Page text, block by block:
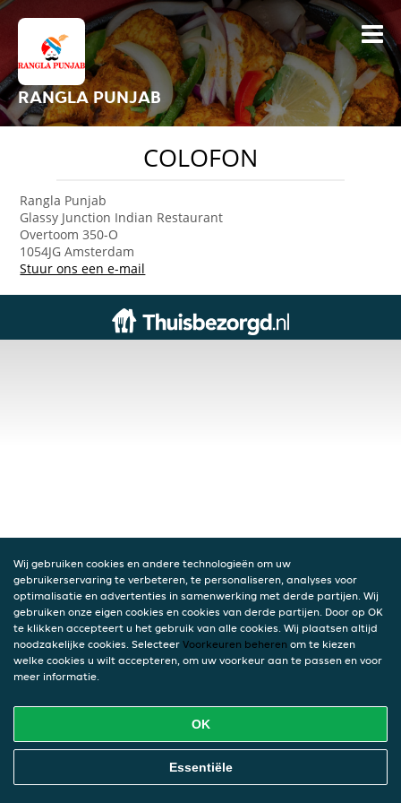
RANGLA PUNJAB
COLOFON
Rangla Punjab
Glassy Junction Indian Restaurant
Overtoom 350-O
1054JG Amsterdam
Stuur ons een e-mail
Wij gebruiken cookies en andere technologieën om uw
gebruikerservaring te verbeteren, te personaliseren, analyses voor
optimalisatie en advertenties in samenwerking met derde partijen. Wij
gebruiken onze eigen cookies en cookies van derde partijen. Door op OK
te klikken accepteert u het gebruik van alle cookies. Wij plaatsen altijd
noodzakelijke cookies. Selecteer Voorkeuren beheren om te kiezen
welke cookies u wilt accepteren, om uw voorkeur aan te passen en voor
meer informatie.
OK
Essentiële